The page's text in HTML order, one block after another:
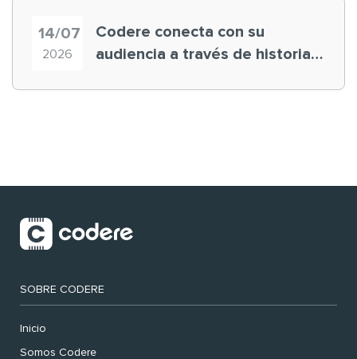
14/07
2026
Codere conecta con su
audiencia a través de historias
SOBRE CODERE
Inicio
Somos Codere